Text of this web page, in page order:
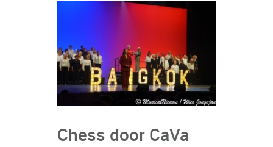
Chess door CaVa